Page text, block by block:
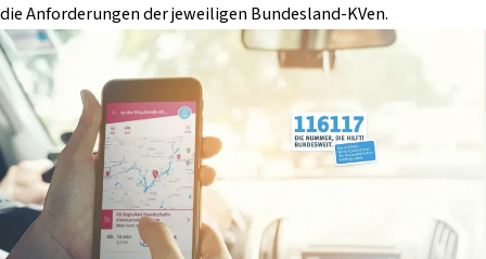
die Anforderungen der jeweiligen Bundesland-KVen.